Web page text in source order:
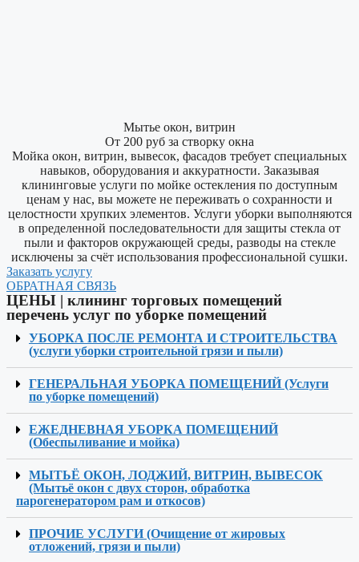
Мытье окон, витрин
От 200 руб за створку окна
Мойка окон, витрин, вывесок, фасадов требует специальных
навыков, оборудования и аккуратности. Заказывая
клининговые услуги по мойке остекления по доступным
ценам у нас, вы можете не переживать о сохранности и
целостности хрупких элементов. Услуги уборки выполняются
в определенной последовательности для защиты стекла от
пыли и факторов окружающей среды, разводы на стекле
исключены за счëт использования профессиональной сушки.
Заказать услугу
ОБРАТНАЯ СВЯЗЬ
ЦЕНЫ​ | клининг торговых помещений
перечень услуг по уборке помещений
УБОРКА ПОСЛЕ РЕМОНТА И СТРОИТЕЛЬСТВА
(услуги уборки строительной грязи и пыли)
ГЕНЕРАЛЬНАЯ УБОРКА ПОМЕЩЕНИЙ (Услуги
по уборке помещений)
ЕЖЕДНЕВНАЯ УБОРКА ПОМЕЩЕНИЙ
(Обеспыливание и мойка)
МЫТЬЁ ОКОН, ЛОДЖИЙ, ВИТРИН, ВЫВЕСОК
(Мытьё окон с двух сторон, обработка
парогенератором рам и откосов)
ПРОЧИЕ УСЛУГИ (Очищение от жировых
отложений, грязи и пыли)